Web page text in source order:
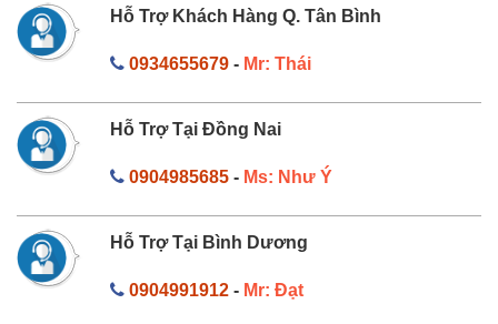
Hỗ Trợ Khách Hàng Q. Tân Bình
0934655679- Mr: Thái
Hỗ Trợ Tại Đồng Nai
0904985685- Ms: Như Ý
Hỗ Trợ Tại Bình Dương
0904991912- Mr: Đạt